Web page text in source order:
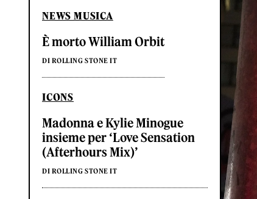
NEWS MUSICA
È morto William Orbit
DI ROLLING STONE IT
ICONS
Madonna e Kylie Minogue
insieme per ‘Love Sensation
(Afterhours Mix)’
DI ROLLING STONE IT